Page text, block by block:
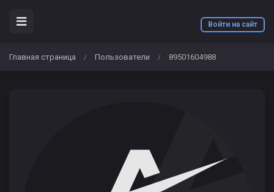
Войти на сайт
Главная страница / Пользователи / 89501604988